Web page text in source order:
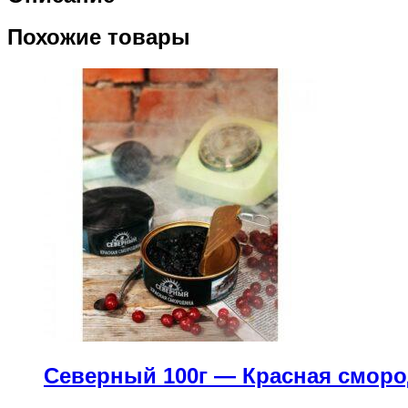
Похожие товары
Северный 100г — Красная